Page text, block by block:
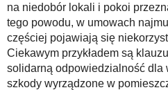
na niedobór lokali i pokoi
tego powodu, w umowach
częściej pojawiają się
Ciekawym przykładem są
solidarną odpowiedzialność dla
szkody wyrządzone w